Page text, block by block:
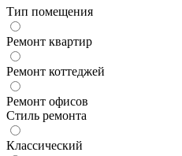
Тип помещения
Ремонт квартир
Ремонт коттеджей
Ремонт офисов
Стиль ремонта
Классический